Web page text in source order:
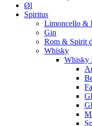
Øl
Spiritus
Limoncello &
Gin
Rom & Spirit
Whisky
Whisky